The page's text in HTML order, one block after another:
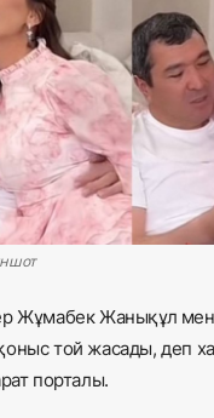
Жұмабек Жанықұл мен
той жасады, деп
порталы.